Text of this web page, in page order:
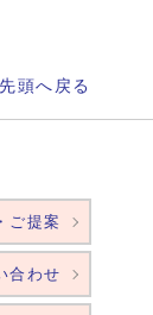
頭へ戻る
ご提案
合わせ